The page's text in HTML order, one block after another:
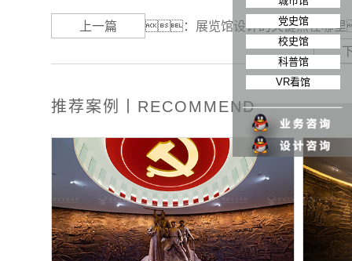
上一篇 ： 展览馆设计的关键点在哪
推荐案例丨RECOMMEND
党史馆
校史馆
科普馆
VR看馆